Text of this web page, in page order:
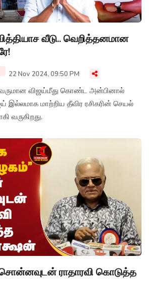
வீடு.. வெறித்தனமான
22 Nov 2024, 09:50 PM
விஜய்மீது கொண்ட அன்பினால்
மாற்றிய தீவிர ரசிகரின் செயல்
வருகிறது.
ராதாரவி கொடுத்த